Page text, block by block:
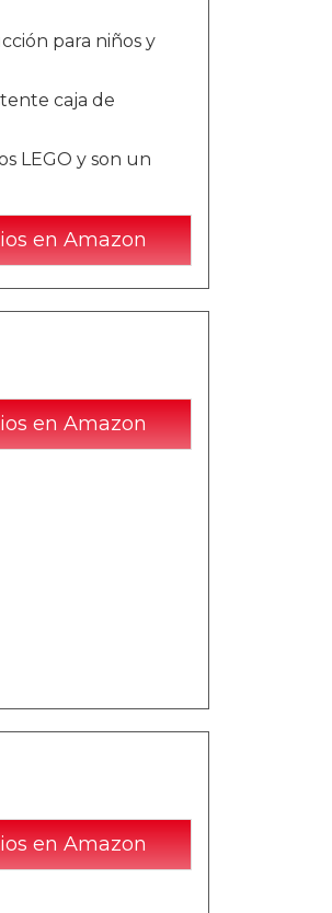
para niños y
caja de
LEGO y son un
en Amazon
en Amazon
en Amazon